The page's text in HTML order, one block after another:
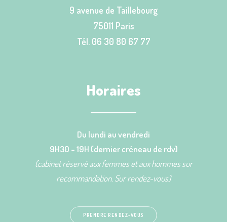
9 avenue de Taillebourg
75011 Paris
Tél. 06 30 80 67 77
Horaires
Du lundi au vendredi
9H30 - 19H (dernier créneau de rdv)
(cabinet réservé aux femmes et aux hommes sur
recommandation. Sur rendez-vous)
PRENDRE RENDEZ-VOUS